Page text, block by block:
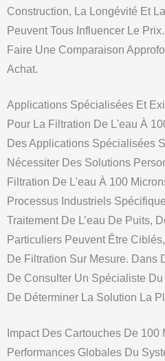
Construction, La Longévité Et
Peuvent Tous Influencer Le
Faire Une Comparaison
Achat.
Applications Spécialisées Et
Pour La Filtration De L'eau À
Des Applications Spécialisées
Nécessiter Des Solutions
Filtration De L'eau À 100
Processus Industriels
Traitement De L’eau De Puits,
Particuliers Peuvent Être
De Filtration Sur Mesure. Dans
De Consulter Un Spécialiste
De Déterminer La Solution La
Impact Des Cartouches De 100
Performances Globales Du